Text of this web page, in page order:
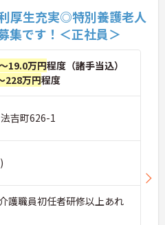
厚生充実◎特別養護老人
集です！＜正社員＞
19.0万円程度（諸手当込）
228万円程度
吉町626-1
職員初任者研修以上あれ